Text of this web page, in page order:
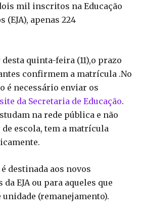
mil inscritos na Educação
(EJA), apenas 224
quinta-feira (11),o prazo
confirmem a matrícula .No
é necessário enviar os
site da Secretaria de Educação.
na rede pública e não
escola, tem a matrícula
destinada aos novos
EJA ou para aqueles que
unidade (remanejamento).